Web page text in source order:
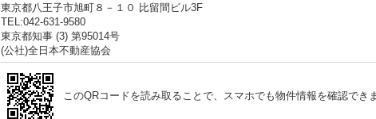
東京都八王子市旭町８－１０ 比留間ビル3F
TEL:042-631-9580
東京都知事 (3) 第95014号
(公社)全日本不動産協会
このQRコードを読み取ることで、スマホでも物件情報を確認でき